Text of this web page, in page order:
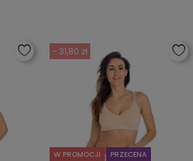
- 31,80 zł
W PROMOCJI PRZECENA